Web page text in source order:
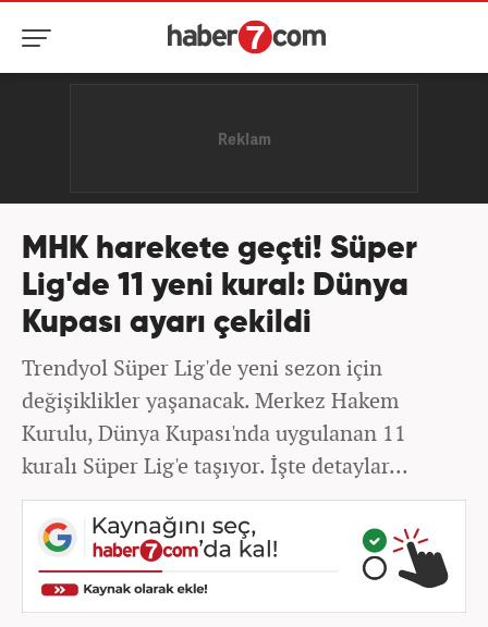
MHK harekete geçti! Süper
Lig'de 11 yeni kural: Dünya
Kupası ayarı çekildi
Trendyol Süper Lig'de yeni sezon için
değişiklikler yaşanacak. Merkez Hakem
Kurulu, Dünya Kupası'nda uygulanan 11
kuralı Süper Lig'e taşıyor. İşte detaylar...